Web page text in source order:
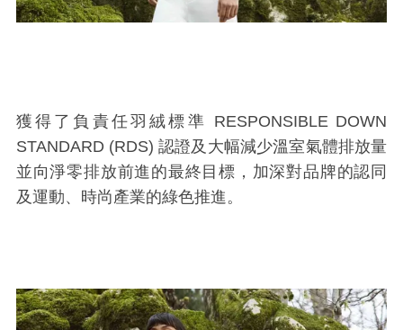
獲得了負責任羽絨標準 RESPONSIBLE DOWN
STANDARD (RDS) 認證及大幅減少溫室氣體排放量
並向淨零排放前進的最終目標，加深對品牌的認同
及運動、時尚產業的綠色推進。